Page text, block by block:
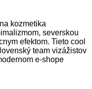
kozmetika
severskou
efektom. Tieto cool
team vizážistov
e-shope